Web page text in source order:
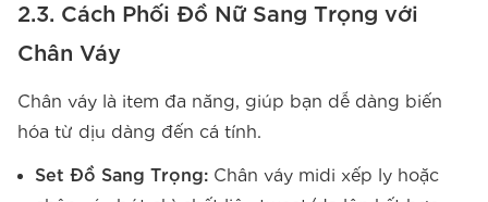
2.3. Cách Phối Đồ Nữ Sang Trọng với
Chân Váy
Chân váy là item đa năng, giúp bạn dễ dàng biến
hóa từ dịu dàng đến cá tính.
Set Đồ Sang Trọng: Chân váy midi xếp ly hoặc